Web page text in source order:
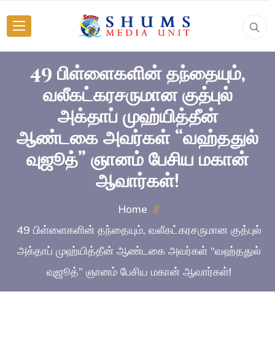
49 பிள்ளைகளின் தந்தையும்,
வலீகட்கரசருமான குத்புல்
அக்தாப் முஹ்யித்தீன்
ஆண்டகை அவர்கள் “வஹ்ததுல்
வுஜூத்” ஞானம் பேசிய மகான்
ஆவார்கள்!
Home
49 பிள்ளைகளின் தந்தையும், வலீகட்கரசருமான குத்புல்
அக்தாப் முஹ்யித்தீன் ஆண்டகை அவர்கள் “வஹ்ததுல்
வுஜூத்” ஞானம் பேசிய மகான் ஆவார்கள்!